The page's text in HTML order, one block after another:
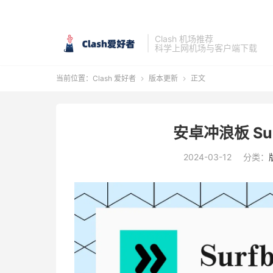
Clash 机场推荐
科学上网机场与客户端下载
当前位置： Clash 爱好者  版本更新  正文
安卓冲浪板
2024-03-12 分类：